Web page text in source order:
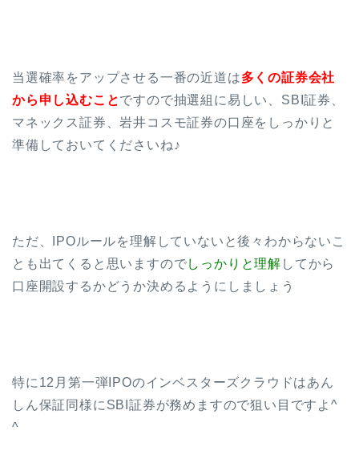
当選確率をアップさせる一番の近道は多くの証券会社
から申し込むことですので抽選組に易しい、SBI証券、
マネックス証券、岩井コスモ証券の口座をしっかりと
準備しておいてくださいね♪
ただ、IPOルールを理解していないと後々わからないこ
とも出てくると思いますのでしっかりと理解 してから
口座開設するかどうか決めるようにしましょう
特に12月第一弾IPOのインベスターズクラウドはあん
しん保証同様にSBI証券が務めますので狙い目ですよ^
^